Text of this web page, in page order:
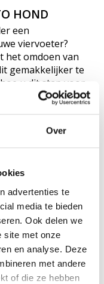
Over
advertenties te
media te bieden
Ook delen we
site met onze
en analyse. Deze
met andere
of die ze hebben
HOND
een
viervoeter?
het omdoen van
gemakkelijker te
u dit stap voor
honden uit
tussen de nek
band door de
uw hond altijd
is het